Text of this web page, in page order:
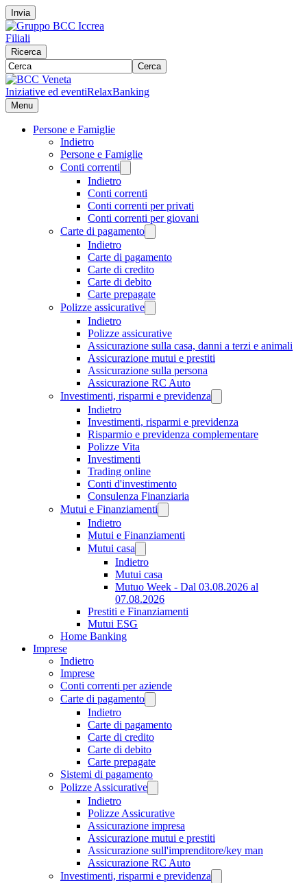
Invia
Filiali
Ricerca
Cerca
Iniziative ed eventiRelaxBanking
Menu
Persone e Famiglie
Indietro
Persone e Famiglie
Conti correnti
Indietro
Conti correnti
Conti correnti per privati
Conti correnti per giovani
Carte di pagamento
Indietro
Carte di pagamento
Carte di credito
Carte di debito
Carte prepagate
Polizze assicurative
Indietro
Polizze assicurative
Assicurazione sulla casa, danni a terzi e animali
Assicurazione mutui e prestiti
Assicurazione sulla persona
Assicurazione RC Auto
Investimenti, risparmi e previdenza
Indietro
Investimenti, risparmi e previdenza
Risparmio e previdenza complementare
Polizze Vita
Investimenti
Trading online
Conti d'investimento
Consulenza Finanziaria
Mutui e Finanziamenti
Indietro
Mutui e Finanziamenti
Mutui casa
Indietro
Mutui casa
Mutuo Week - Dal 03.08.2026 al
07.08.2026
Prestiti e Finanziamenti
Mutui ESG
Home Banking
Imprese
Indietro
Imprese
Conti correnti per aziende
Carte di pagamento
Indietro
Carte di pagamento
Carte di credito
Carte di debito
Carte prepagate
Sistemi di pagamento
Polizze Assicurative
Indietro
Polizze Assicurative
Assicurazione impresa
Assicurazione mutui e prestiti
Assicurazione sull'imprenditore/key man
Assicurazione RC Auto
Investimenti, risparmi e previdenza